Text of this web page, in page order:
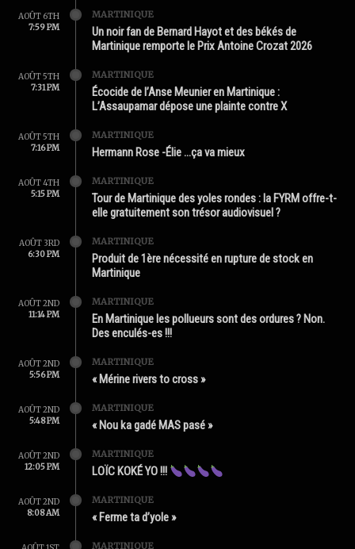
AOÛT 6TH
7:59 PM
MARTINIQUE
Un noir fan de Bernard Hayot et des békés de
Martinique remporte le Prix Antoine Crozat 2026
AOÛT 5TH
7:31 PM
MARTINIQUE
Écocide de l’Anse Meunier en Martinique :
L’Assaupamar dépose une plainte contre X
AOÛT 5TH
7:16 PM
MARTINIQUE
Hermann Rose -Élie …ça va mieux
AOÛT 4TH
5:15 PM
MARTINIQUE
Tour de Martinique des yoles rondes : la FYRM offre-t-
elle gratuitement son trésor audiovisuel ?
AOÛT 3RD
6:30 PM
MARTINIQUE
Produit de 1ère nécessité en rupture de stock en
Martinique
AOÛT 2ND
11:14 PM
MARTINIQUE
En Martinique les pollueurs sont des ordures ? Non.
Des enculés-es !!!
AOÛT 2ND
5:56 PM
MARTINIQUE
« Mérine rivers to cross »
AOÛT 2ND
5:48 PM
MARTINIQUE
« Nou ka gadé MAS pasé »
AOÛT 2ND
12:05 PM
MARTINIQUE
LOÏC KOKÉ YO !!!
AOÛT 2ND
8:08 AM
MARTINIQUE
« Ferme ta d’yole »
MARTINIQUE